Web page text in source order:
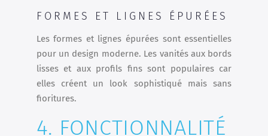
FORMES ET LIGNES ÉPURÉES
Les formes et lignes épurées sont essentielles
pour un design moderne. Les vanités aux bords
lisses et aux profils fins sont populaires car
elles créent un look sophistiqué mais sans
fioritures.
4. FONCTIONNALITÉ